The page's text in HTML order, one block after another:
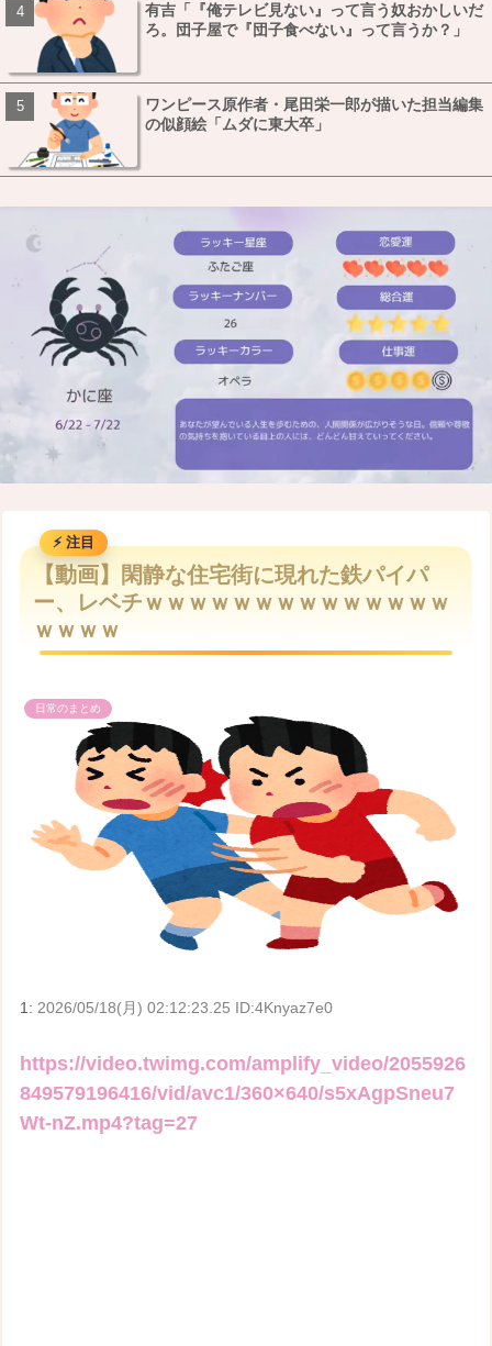
有吉「『俺テレビ見ない』って言う奴おかしいだ
ろ。団子屋で『団子食べない』って言うか？」
ワンピース原作者・尾田栄一郎が描いた担当編集
の似顔絵「ムダに東大卒」
M
u
e
【動画】閑静な住宅街に現れた鉄パイパ
ー、レベチｗｗｗｗｗｗｗｗｗｗｗｗｗｗ
ｗｗｗｗ
日常のまとめ
1: 2026/05/18(月) 02:12:23.25 ID:4Knyaz7e0
https://video.twimg.com/amplify_video/2055926
849579196416/vid/avc1/360×640/s5xAgpSneu7
Wt-nZ.mp4?tag=27